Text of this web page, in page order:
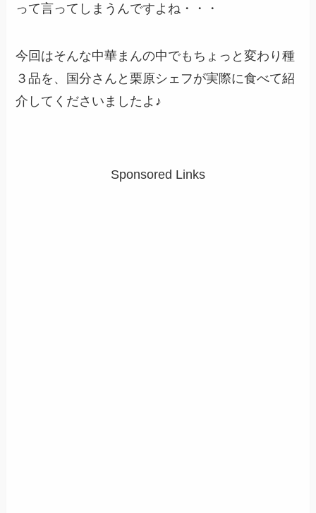
って言ってしまうんですよね・・・
今回はそんな中華まんの中でもちょっと変わり種
３品を、国分さんと栗原シェフが実際に食べて紹
介してくださいましたよ♪
Sponsored Links